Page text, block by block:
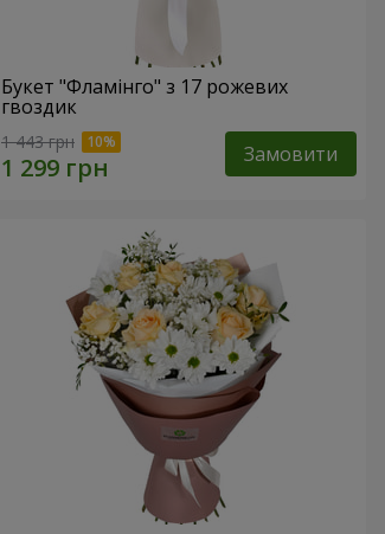
Букет "Фламінго" з 17 рожевих
гвоздик
1 443 грн Замовити